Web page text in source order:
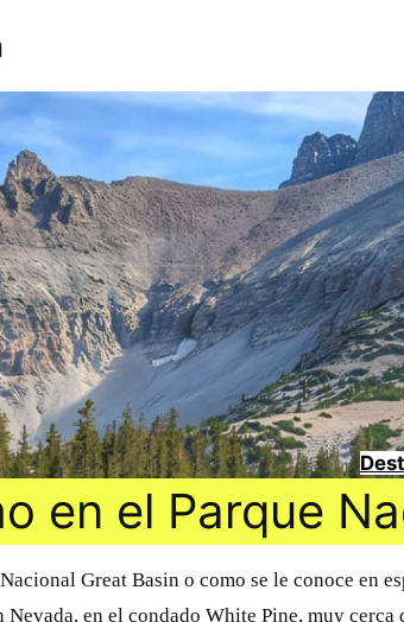
en el Parque
Great Basin o como se le conoce en
Nevada, en el condado White Pine, muy